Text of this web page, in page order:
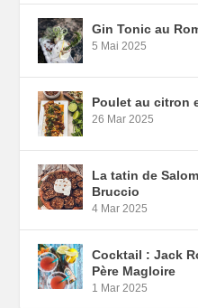
Gin Tonic au
5 Mai 2025
Poulet au citron
26 Mar 2025
La tatin de
Bruccio
4 Mar 2025
Cocktail : Jack
Père Magloire
1 Mar 2025